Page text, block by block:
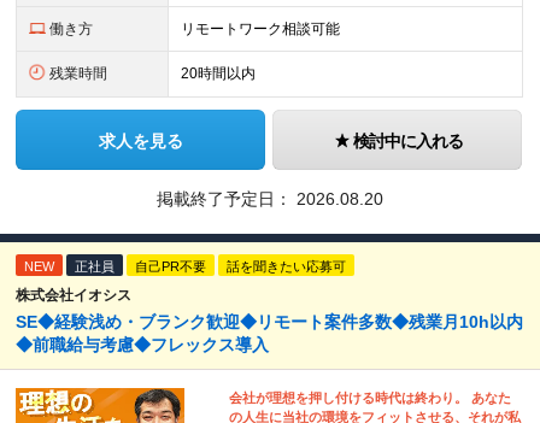
働き方 リモートワーク相談可能
残業時間 20時間以内
求人を見る 検討中に入れる
掲載終了予定日： 2026.08.20
NEW 正社員 自己PR不要 話を聞きたい応募可
株式会社イオシス
SE◆経験浅め・ブランク歓迎◆リモート案件多数◆残業月10h以内
◆前職給与考慮◆フレックス導入
会社が理想を押し付ける時代は終わり。 あなた
の人生に当社の環境をフィットさせる、それが私